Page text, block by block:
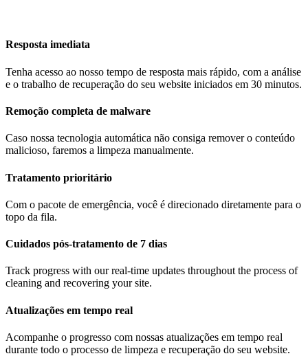
Resposta imediata
Tenha acesso ao nosso tempo de resposta mais rápido, com a análise
e o trabalho de recuperação do seu website iniciados em 30 minutos.
Remoção completa de malware
Caso nossa tecnologia automática não consiga remover o conteúdo
malicioso, faremos a limpeza manualmente.
Tratamento prioritário
Com o pacote de emergência, você é direcionado diretamente para o
topo da fila.
Cuidados pós-tratamento de 7 dias
Track progress with our real-time updates throughout the process of
cleaning and recovering your site.
Atualizações em tempo real
Acompanhe o progresso com nossas atualizações em tempo real
durante todo o processo de limpeza e recuperação do seu website.